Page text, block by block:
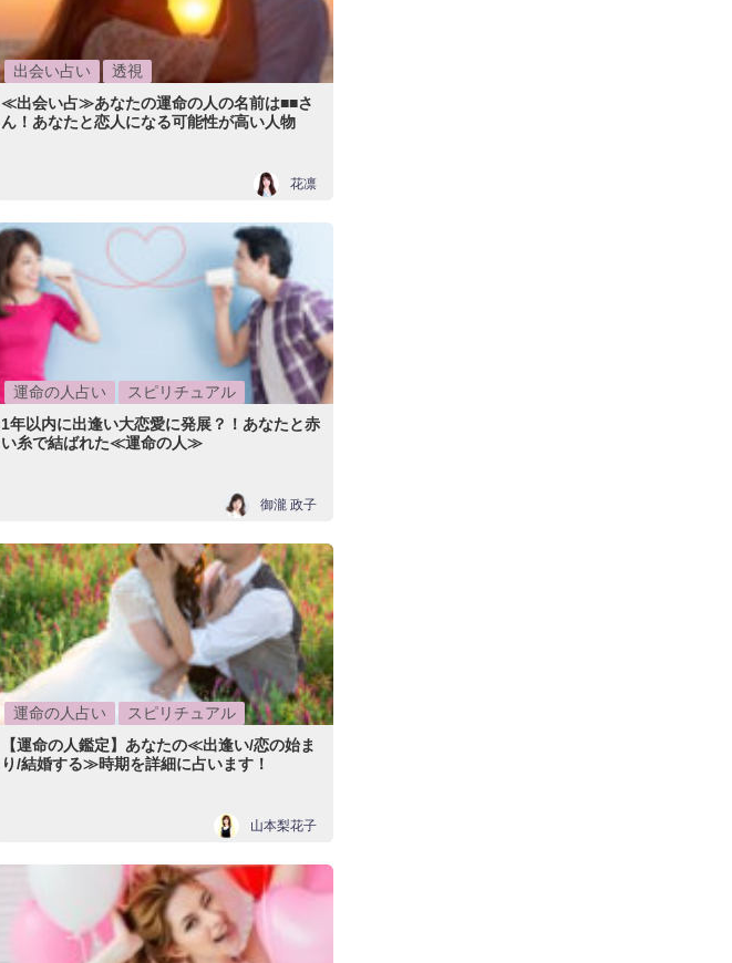
出会い占い
透視
≪出会い占≫あなたの運命の人の名前は■■さ
ん！あなたと恋人になる可能性が高い人物
花凛
運命の人占い
スピリチュアル
1年以内に出逢い大恋愛に発展？！あなたと赤
い糸で結ばれた≪運命の人≫
御瀧 政子
運命の人占い
スピリチュアル
【運命の人鑑定】あなたの≪出逢い/恋の始ま
り/結婚する≫時期を詳細に占います！
山本梨花子